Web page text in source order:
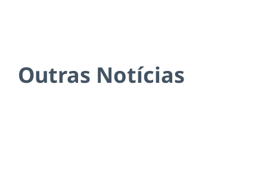
Outras Notícias